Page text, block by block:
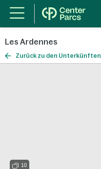
Les Ardennes
Zurück zu den Unterkünften
10